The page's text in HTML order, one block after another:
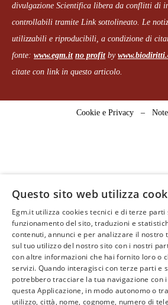
divulgazione Scientifica libera da conflitti di
controllabili tramite Link sottolineato. Le
utilizzabili e riproducibili, a condizione di
fonte: www.egm.it no profitby
citate con link in questo articolo.
Cookie e Privacy –
Questo sito web utilizza
Egm.it utilizza cookies tecnici e di terze
funzionamento del sito, traduzioni e
contenuti, annunci e per analizzare il
sul tuo utilizzo del nostro sito con i nostri
con altre informazioni che hai fornito loro o
servizi. Quando interagisci con terze parti e
potrebbero tracciare la tua navigazione con
questa Applicazione, in modo autonomo o
utilizzo, città, nome, cognome, numero di